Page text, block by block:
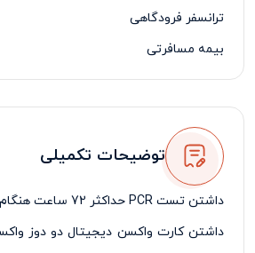
ترانسفر فرودگاهی
بیمه مسافرتی
لیدر مسافرتی فارسی زبان
توضیحات تکمیلی
داشتن تست حداکثر 72 ساعت هنگام پرواز برگشت